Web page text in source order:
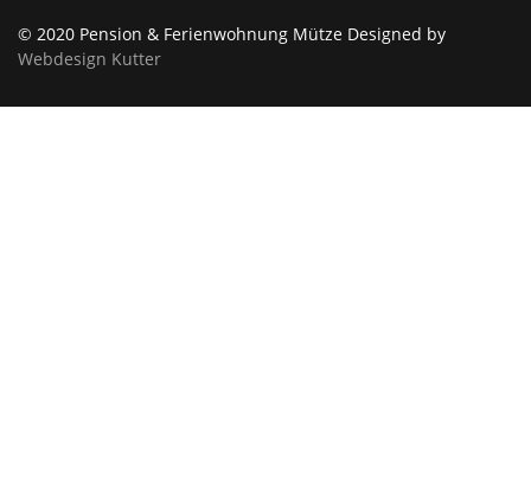
© 2020 Pension & Ferienwohnung Mütze Designed by
Webdesign Kutter